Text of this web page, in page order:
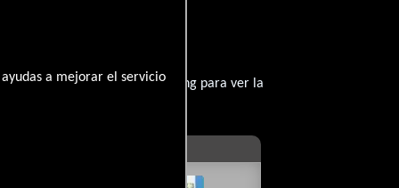
a mejorar el servicio
un servicio de streming para ver la